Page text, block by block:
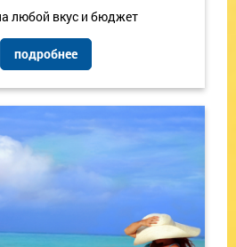
любой вкус и бюджет
подробнее